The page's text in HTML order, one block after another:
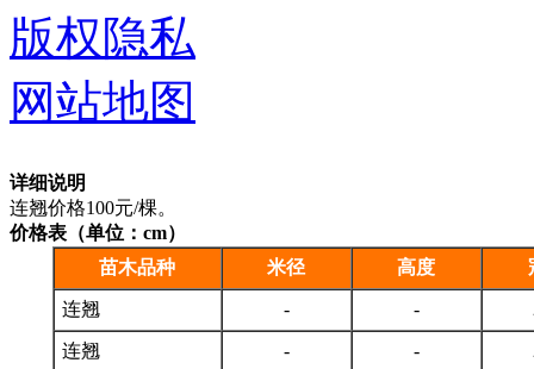
详细说明
连翘价格100元/棵。
价格表（单位：cm）
苗木品种
米径 高度
连翘 - -
连翘 - -
版权隐私
网站地图